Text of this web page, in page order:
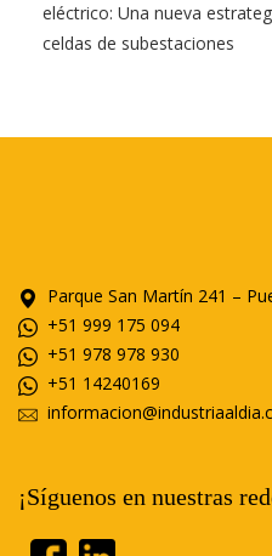
eléctrico: Una nueva
celdas de subestaciones
Parque San Martín 241 –
+51 999 175 094
+51 978 978 930
+51 14240169
¡Síguenos en nuestras